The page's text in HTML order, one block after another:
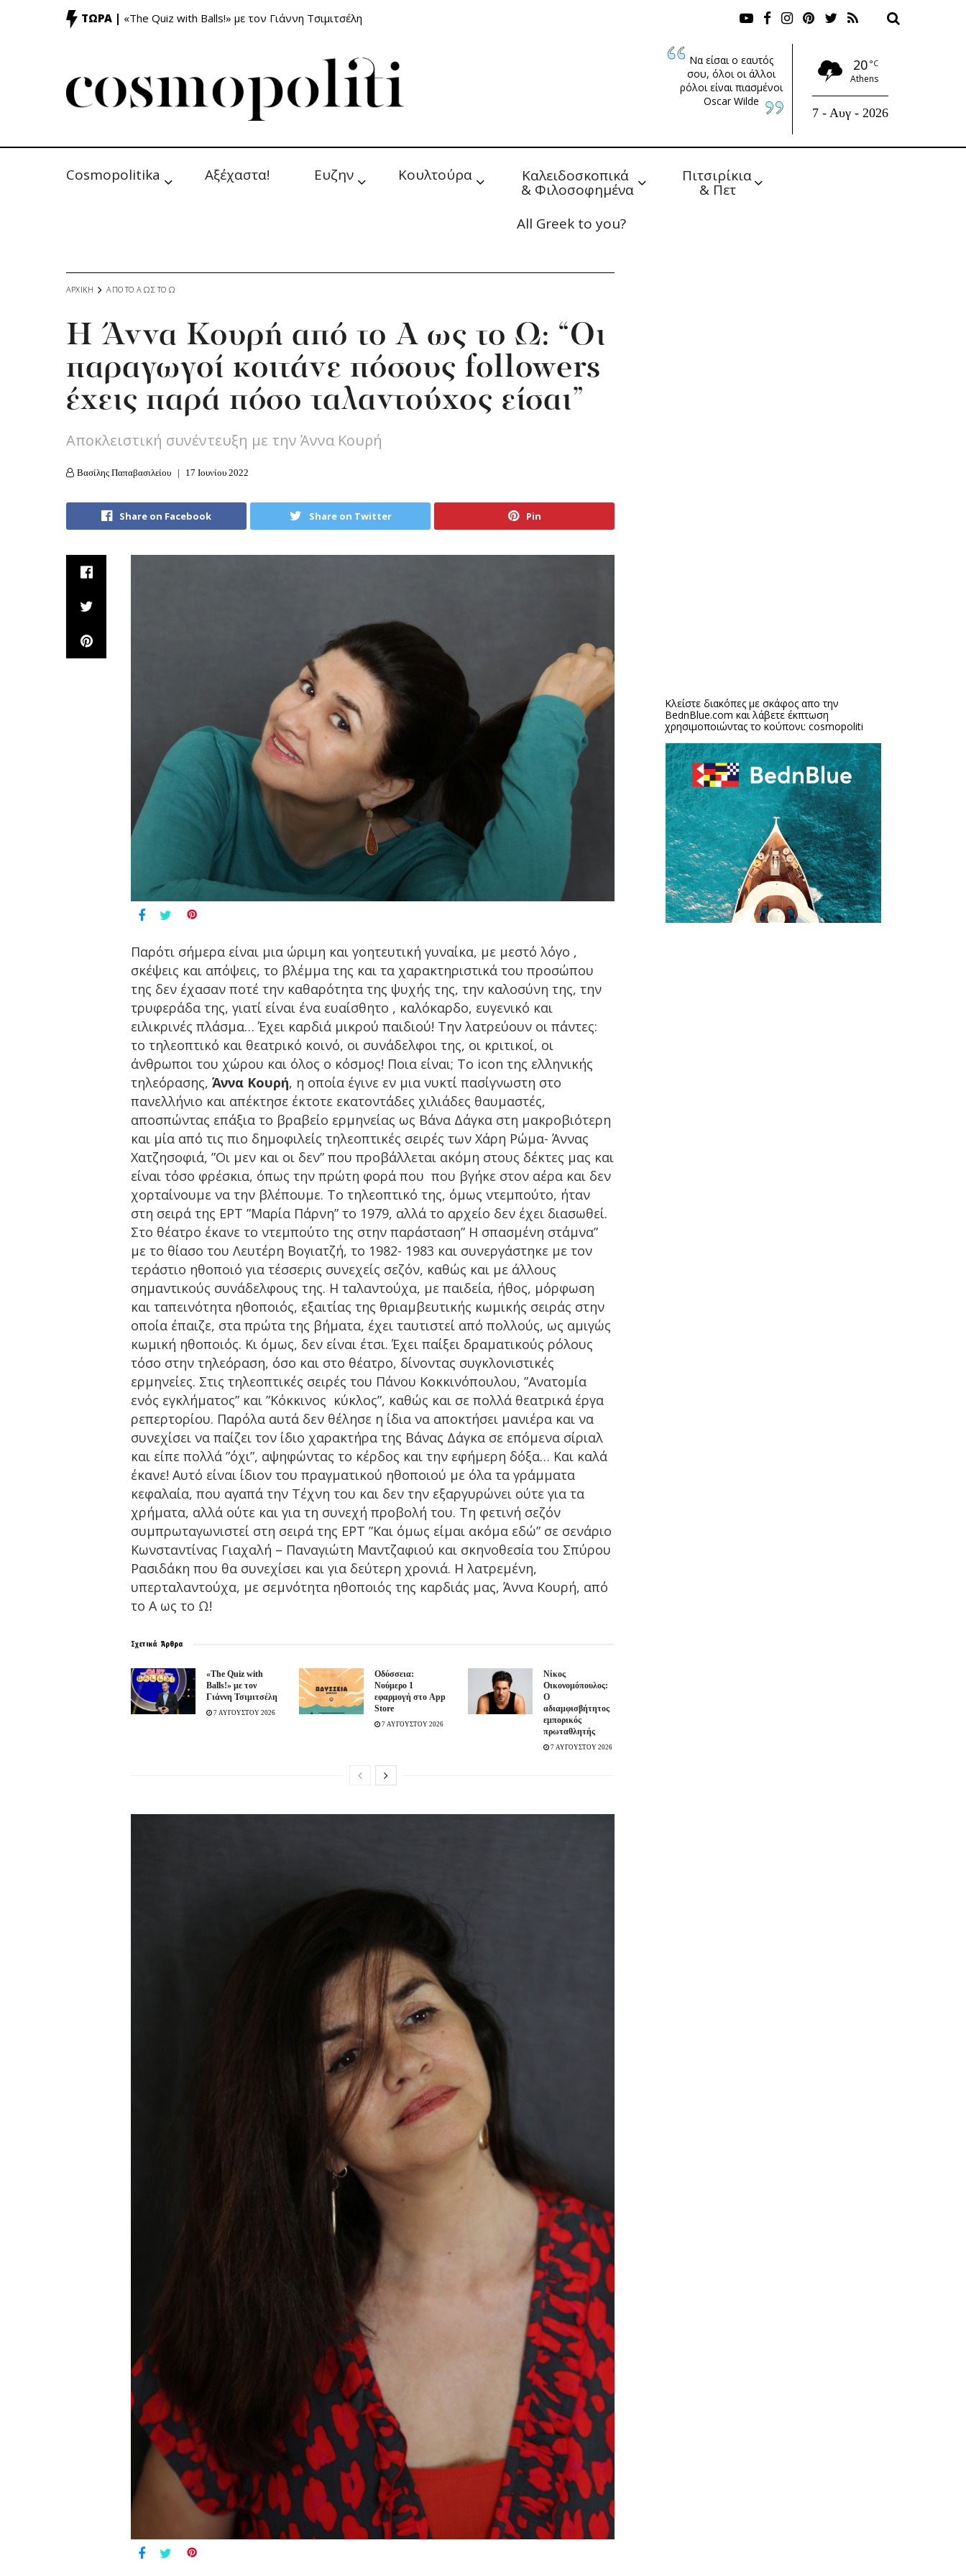
ΤΩΡΑ | «The Quiz with Balls!» με τον Γιάννη Τσιμιτσέλη
Να είσαι ο εαυτός
σου, όλοι οι άλλοι
ρόλοι είναι πιασμένοι
Oscar Wilde
20 °C
Athens
7 - Αυγ - 2026
Cosmopolitika Αξέχαστα! Ευζην Κουλτούρα Καλειδοσκοπικά
& Φιλοσοφημένα
Πιτσιρίκια
& Πετ
All Greek to you?
ΑΡΧΙΚΗ ΑΠΟ ΤΟ Α ΩΣ ΤΟ Ω
Η Άννα Κουρή από το Α ως το Ω: “Οι
παραγωγοί κοιτάνε πόσους followers
έχεις παρά πόσο ταλαντούχος είσαι”
Αποκλειστική συνέντευξη με την Άννα Κουρή
Βασίλης Παπαβασιλείου 17 Ιουνίου 2022
Share on Facebook Share on Twitter Pin
Παρότι σήμερα είναι μια ώριμη και γοητευτική γυναίκα, με μεστό λόγο ,
σκέψεις και απόψεις, το βλέμμα της και τα χαρακτηριστικά του προσώπου
της δεν έχασαν ποτέ την καθαρότητα της ψυχής της, την καλοσύνη της, την
τρυφεράδα της, γιατί είναι ένα ευαίσθητο , καλόκαρδο, ευγενικό και
ειλικρινές πλάσμα… Έχει καρδιά μικρού παιδιού! Την λατρεύουν οι πάντες:
το τηλεοπτικό και θεατρικό κοινό, οι συνάδελφοι της, οι κριτικοί, οι
άνθρωποι του χώρου και όλος ο κόσμος! Ποια είναι; Το icon της ελληνικής
τηλεόρασης, Άννα Κουρή, η οποία έγινε εν μια νυκτί πασίγνωστη στο
πανελλήνιο και απέκτησε έκτοτε εκατοντάδες χιλιάδες θαυμαστές,
αποσπώντας επάξια το βραβείο ερμηνείας ως Βάνα Δάγκα στη μακροβιότερη
και μία από τις πιο δημοφιλείς τηλεοπτικές σειρές των Χάρη Ρώμα- Άννας
Χατζησοφιά, ”Οι μεν και οι δεν” που προβάλλεται ακόμη στους δέκτες μας και
είναι τόσο φρέσκια, όπως την πρώτη φορά που που βγήκε στον αέρα και δεν
χορταίνουμε να την βλέπουμε. Το τηλεοπτικό της, όμως ντεμπούτο, ήταν
στη σειρά της ΕΡΤ ”Μαρία Πάρνη” το 1979, αλλά το αρχείο δεν έχει διασωθεί.
Στο θέατρο έκανε το ντεμπούτο της στην παράσταση” Η σπασμένη στάμνα”
με το θίασο του Λευτέρη Βογιατζή, το 1982- 1983 και συνεργάστηκε με τον
τεράστιο ηθοποιό για τέσσερις συνεχείς σεζόν, καθώς και με άλλους
σημαντικούς συνάδελφους της. Η ταλαντούχα, με παιδεία, ήθος, μόρφωση
και ταπεινότητα ηθοποιός, εξαιτίας της θριαμβευτικής κωμικής σειράς στην
οποία έπαιζε, στα πρώτα της βήματα, έχει ταυτιστεί από πολλούς, ως αμιγώς
κωμική ηθοποιός. Κι όμως, δεν είναι έτσι. Έχει παίξει δραματικούς ρόλους
τόσο στην τηλεόραση, όσο και στο θέατρο, δίνοντας συγκλονιστικές
ερμηνείες. Στις τηλεοπτικές σειρές του Πάνου Κοκκινόπουλου, ”Ανατομία
ενός εγκλήματος” και ”Κόκκινος κύκλος”, καθώς και σε πολλά θεατρικά έργα
ρεπερτορίου. Παρόλα αυτά δεν θέλησε η ίδια να αποκτήσει μανιέρα και να
συνεχίσει να παίζει τον ίδιο χαρακτήρα της Βάνας Δάγκα σε επόμενα σίριαλ
και είπε πολλά ”όχι”, αψηφώντας το κέρδος και την εφήμερη δόξα… Και καλά
έκανε! Αυτό είναι ίδιον του πραγματικού ηθοποιού με όλα τα γράμματα
κεφαλαία, που αγαπά την Τέχνη του και δεν την εξαργυρώνει ούτε για τα
χρήματα, αλλά ούτε και για τη συνεχή προβολή του. Τη φετινή σεζόν
συμπρωταγωνιστεί στη σειρά της ΕΡΤ ”Και όμως είμαι ακόμα εδώ” σε σενάριο
Κωνσταντίνας Γιαχαλή – Παναγιώτη Μαντζαφιού και σκηνοθεσία του Σπύρου
Ρασιδάκη που θα συνεχίσει και για δεύτερη χρονιά. Η λατρεμένη,
υπερταλαντούχα, με σεμνότητα ηθοποιός της καρδιάς μας, Άννα Κουρή, από
το Α ως το Ω!
Σχετικά Άρθρα
«The Quiz with
Balls!» με τον
Γιάννη Τσιμιτσέλη
7 ΑΥΓΟΥΣΤΟΥ 2026
Οδύσσεια:
Νούμερο 1
εφαρμογή στο App
Store
7 ΑΥΓΟΥΣΤΟΥ 2026
Νίκος
Οικονομόπουλος:
Ο
αδιαμφισβήτητος
εμπορικός
πρωταθλητής
7 ΑΥΓΟΥΣΤΟΥ 2026
Κλείστε διακόπες με σκάφος απο την
BednBlue.com και λάβετε έκπτωση
χρησιμοποιώντας το κούπονι: cosmopoliti